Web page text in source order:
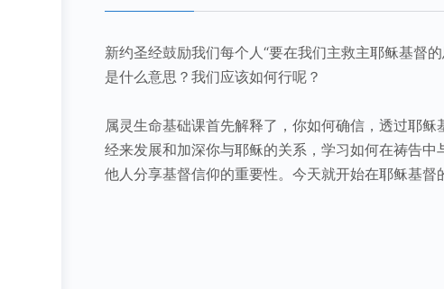
新约圣经鼓励我们每个人“要在我们主救主耶稣基督
是什么意思？我们应该如何行呢？
属灵生命基础课首先解释了，你如何确信，透过耶
经来发展和加深你与耶稣的关系，学习如何在祷告
他人分享基督信仰的重要性。今天就开始在耶稣基督